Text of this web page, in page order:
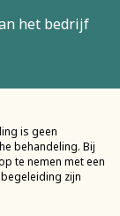
het bedrijf
is geen
behandeling. Bij
te nemen met een
zijn